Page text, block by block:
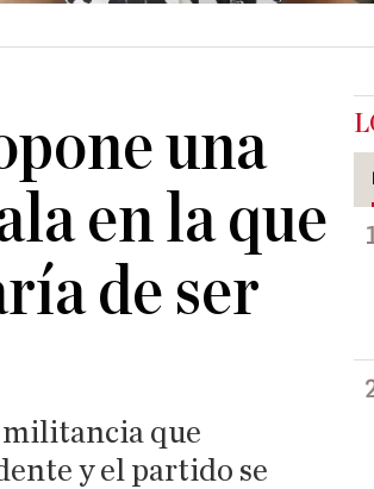
una
en la que
de ser
militancia que
y el partido se